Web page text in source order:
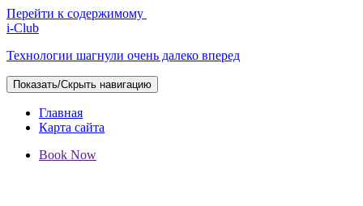
Перейти к содержимому
i-Club
Технологии шагнули очень далеко вперед
Показать/Скрыть навигацию
Главная
Карта сайта
Book Now